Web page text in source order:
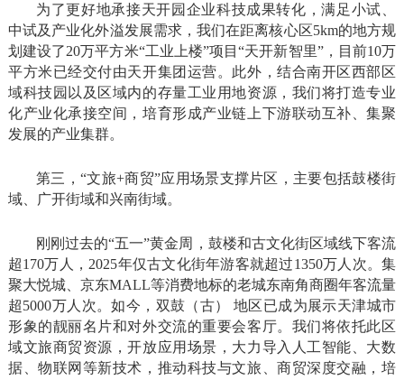
为了更好地承接天开园企业科技成果转化，满足小试、
中试及产业化外溢发展需求，我们在距离核心区5km的地方规
划建设了20万平方米“工业上楼”项目“天开新智里”，目前10万
平方米已经交付由天开集团运营。此外，结合南开区西部区
域科技园以及区域内的存量工业用地资源，我们将打造专业
化产业化承接空间，培育形成产业链上下游联动互补、集聚
发展的产业集群。
第三，“文旅+商贸”应用场景支撑片区，主要包括鼓楼街
域、广开街域和兴南街域。
刚刚过去的“五一”黄金周，鼓楼和古文化街区域线下客流
超170万人，2025年仅古文化街年游客就超过1350万人次。集
聚大悦城、京东MALL等消费地标的老城东南角商圈年客流量
超5000万人次。如今，双鼓（古） 地区已成为展示天津城市
形象的靓丽名片和对外交流的重要会客厅。我们将依托此区
域文旅商贸资源，开放应用场景，大力导入人工智能、大数
据、物联网等新技术，推动科技与文旅、商贸深度交融，培